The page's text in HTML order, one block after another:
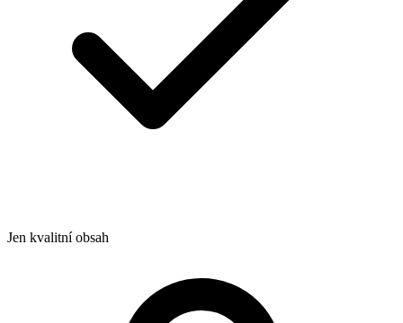
Jen kvalitní obsah